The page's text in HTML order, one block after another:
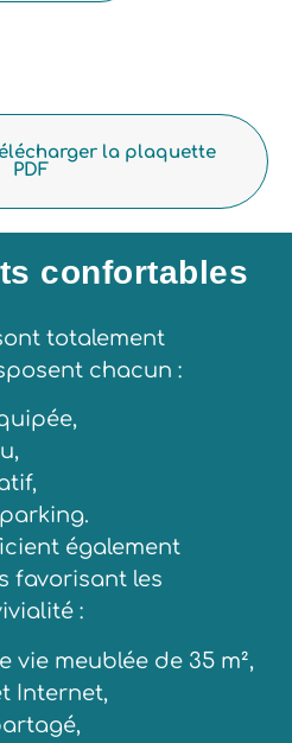
la plaquette
PDF
confortables
totalement
chacun :
également
favorisant les
:
vie meublée de 35 m²,
Internet,